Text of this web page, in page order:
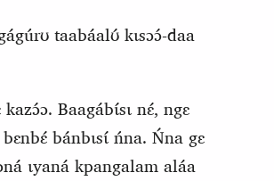
taabáalʊ́ kɩsɔɔ́-daa
Baagábɩ́sɩ nɛ́, ngɛ
bánbɩsɩ́ ńna. Ńna gɛ
ɩyaná kpangalam aláa